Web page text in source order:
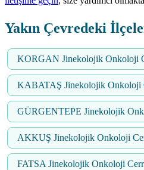
Yakın Çevredeki
KORGAN Jinekolojik Onkoloji
KABATAŞ Jinekolojik Onkoloji
GÜRGENTEPE Jinekolojik
AKKUŞ Jinekolojik Onkoloji
FATSA Jinekolojik Onkoloji